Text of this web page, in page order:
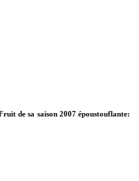
de sa saison 2007 époustouflante: